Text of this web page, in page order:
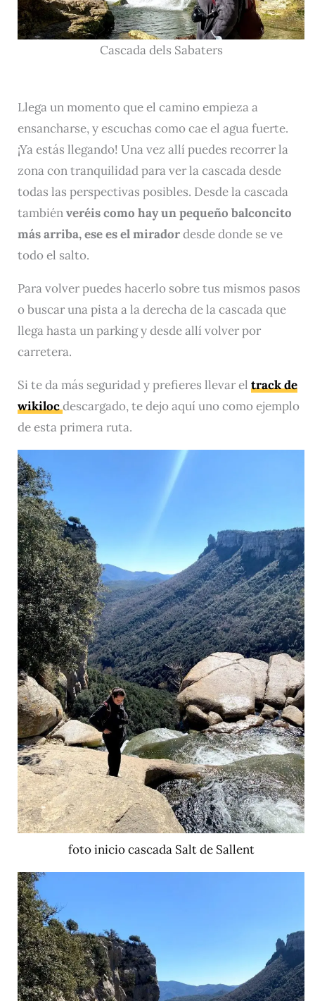
Cascada dels Sabaters
Llega un momento que el camino empieza a
ensancharse, y escuchas como cae el agua fuerte.
¡Ya estás llegando! Una vez allí puedes recorrer la
zona con tranquilidad para ver la cascada desde
todas las perspectivas posibles. Desde la cascada
tambiénveréis como hay un pequeño balconcito
más arriba, ese es el miradordesde donde se ve
todo el salto.
Para volver puedes hacerlo sobre tus mismos pasos
o buscar una pista a la derecha de la cascada que
llega hasta un parking y desde allí volver por
carretera.
Si te da más seguridad y prefieres llevar el track de
wikilocdescargado, te dejo aquí uno como ejemplo
de esta primera ruta.
foto inicio cascada Salt de Sallent